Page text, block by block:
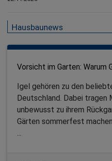
Hausbaunews
Vorsicht im Garten: Warum
Igel gehören zu den
Deutschland. Dabei tragen
unbewusst zu ihrem
Gärten sommerfest
...